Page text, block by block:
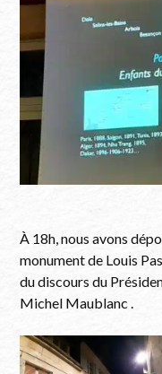
À 18h, nous avons
monument de Louis
du discours du
Michel Maublanc .